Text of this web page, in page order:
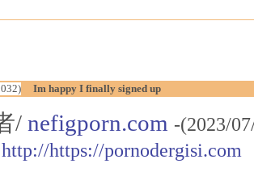
Im happy I finally signed up
/ nefigporn.com -(2023/
http://https://pornodergisi.com